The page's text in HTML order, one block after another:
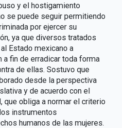
y el hostigamiento
se puede seguir permitiendo
por ejercer su
ya que diversos tratados
Estado mexicano a
fin de erradicar toda forma
de ellas. Sostuvo que
desde la perspectiva
y de acuerdo con el
que obliga a normar el criterio
instrumentos
humanos de las mujeres.